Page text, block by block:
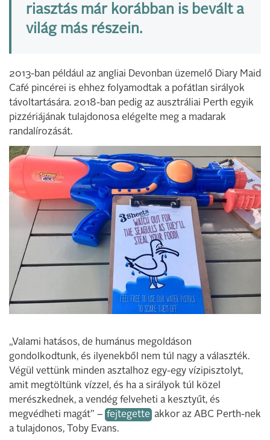
riasztás már korábban is bevált a
világ más részein.
2013-ban például az angliai Devonban üzemelő Diary Maid
Café pincérei is ehhez folyamodtak a pofátlan sirályok
távoltartására. 2018-ban pedig az ausztráliai Perth egyik
pizzériájának tulajdonosa elégelte meg a madarak
randalírozását.
„Valami hatásos, de humánus megoldáson
gondolkodtunk, és ilyenekből nem túl nagy a választék.
Végül vettünk minden asztalhoz egy-egy vízipisztolyt,
amit megtöltünk vízzel, és ha a sirályok túl közel
merészkednek, a vendég felveheti a kesztyűt, és
megvédheti magát” – fejtegette akkor az ABC Perth-nek
a tulajdonos, Toby Evans.